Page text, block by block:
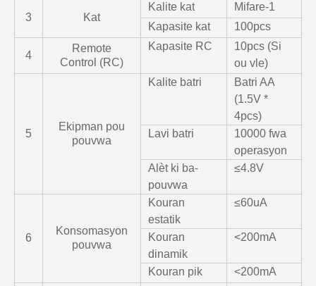
3 Kat
Kalite kat
Mifare-1
Kapasite kat
100pcs
4
Remote
Control (RC)
Kapasite RC
10pcs (Si
ou vle)
5
Ekipman pou
pouvwa
Kalite batri
Batri AA
(1.5V *
4pcs)
Lavi batri
10000 fwa
operasyon
Alèt ki ba-
pouvwa
≤4.8V
6
Konsomasyon
pouvwa
Kouran
estatik
≤60uA
Kouran
dinamik
<200mA
Kouran pik
<200mA